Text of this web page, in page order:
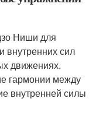
Ниши для
внутренних сил
движениях.
гармонии между
внутренней силы